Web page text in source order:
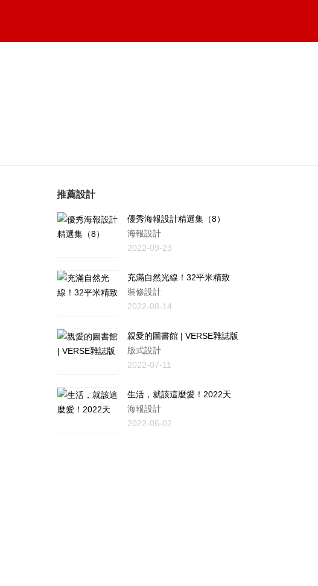
推薦設計
優秀海報設計精選集（8）
海報設計
2022-09-23
充滿自然光線！32平米精致
裝修設計
2022-08-14
親愛的圖書館 | VERSE雜誌版
版式設計
2022-07-11
生活，就該這麼愛！2022天
海報設計
2022-06-02